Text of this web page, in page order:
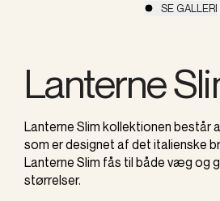
SE GALLERI
Lanterne
Lanterne Slim kollektionen består
som er designet af det italienske
Lanterne Slim fås til både væg og
størrelser.